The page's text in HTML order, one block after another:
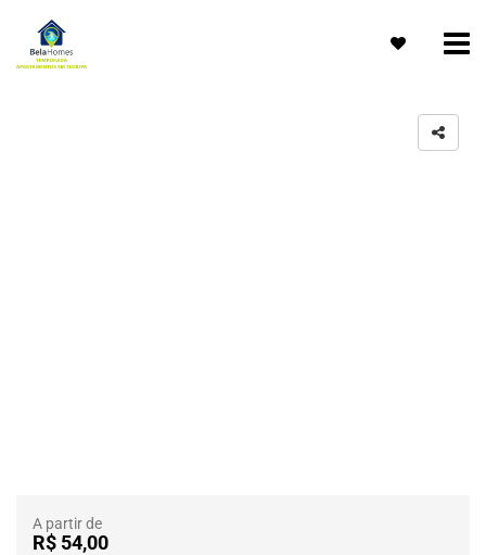
A partir de
R$ 54,00